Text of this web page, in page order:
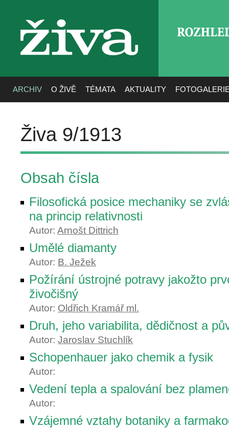
živa
ARCHIV O ŽIVĚ TÉMATA AKTUALITY
Živa 9/1913
Obsah čísla
Filosofická posice mechaniky se
na princip relativnosti
Autor: Arnošt Dittrich
Umělé diamanty
Autor: B. Ježek
Požírání ústrojné potravy jakožto
živočišný
Autor: Oldřich Kramář ml.
Druh, jeho variabilita, dědičnost a
Autor: Jaroslav Stuchlík
Schopenhauer jako chemik a fysik
Autor:
Vedení tepla a spalování bez
Autor:
Vzájemné vztahy botaniky a